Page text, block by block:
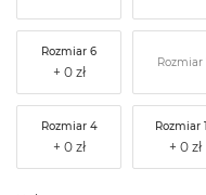
Rozmiar 6
Rozmiar
Rozmiar 4 Rozmiar